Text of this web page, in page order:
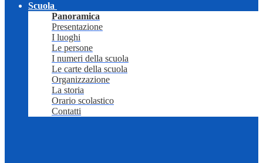
Scuola
Panoramica
Presentazione
I luoghi
Le persone
I numeri della scuola
Le carte della scuola
Organizzazione
La storia
Orario scolastico
Contatti